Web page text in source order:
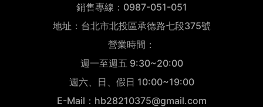
銷售專線：0987-051-051
地址：台北市北投區承德路七段375號
營業時間：
週一至週五 9:30~20:00
週六、日、假日 10:00~19:00
E-Mail：hb28210375@gmail.com